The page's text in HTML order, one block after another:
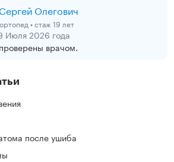
Олегович
• стаж 19 лет
Июля 2026 года
врачом.
после ушиба